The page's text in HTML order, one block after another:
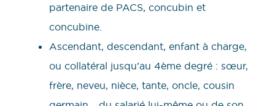
partenaire de PACS, concubin et
concubine.
Ascendant, descendant, enfant à charge,
ou collatéral jusqu’au 4ème degré : sœur,
frère, neveu, nièce, tante, oncle, cousin